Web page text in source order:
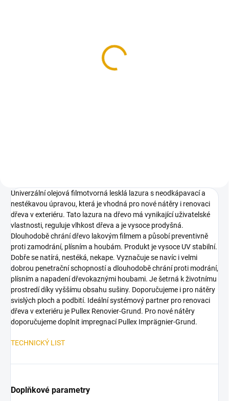
Univerzální olejová filmotvorná lesklá lazura s neodkápavací a
nestékavou úpravou, která je vhodná pro nové nátěry i renovaci
dřeva v exteriéru. Tato lazura na dřevo má vynikající uživatelské
vlastnosti, reguluje vlhkost dřeva a je vysoce prodyšná.
Dlouhodobě chrání dřevo lakovým filmem a působí preventivně
proti zamodrání, plísním a houbám. Produkt je vysoce UV stabilní.
Dobře se natírá, nestéká, nekape. Vyznačuje se navíc i velmi
dobrou penetrační schopností a dlouhodobě chrání proti modrání,
plísním a napadení dřevokaznými houbami. Je šetrná k životnímu
prostredí díky vyššímu obsahu sušiny. Doporučujeme i pro nátěry
svislých ploch a podbití. Ideální systémový partner pro renovaci
dřeva v exteriéru je Pullex Renovier-Grund. Pro nové nátěry
doporučujeme doplnit impregnací Pullex Imprägnier-Grund.
TECHNICKÝ LIST
Doplňkové parametry